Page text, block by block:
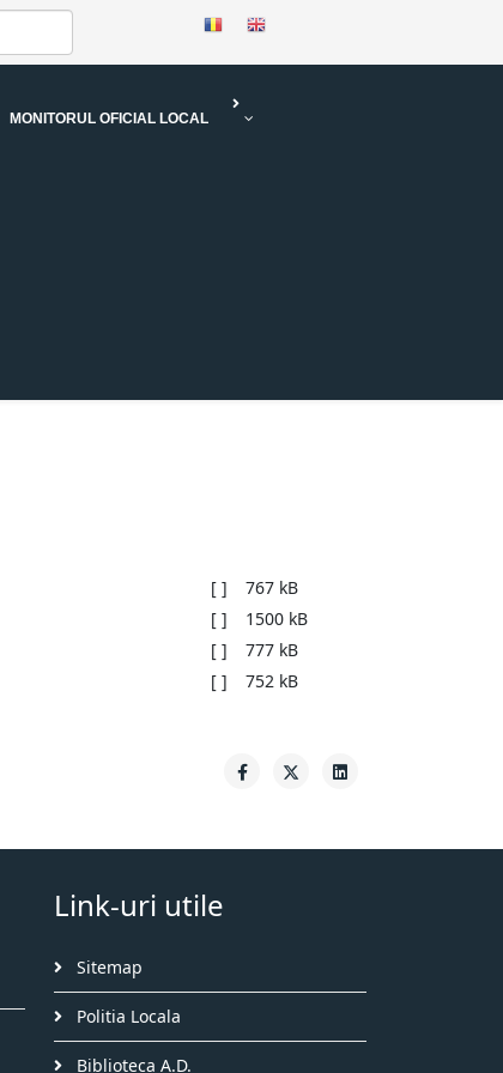
MONITORUL OFICIAL LOCAL
[ ]
767 kB
[ ]
1500 kB
[ ]
777 kB
[ ] 752 kB
Link-uri utile
Sitemap
Politia Locala
Biblioteca A.D.